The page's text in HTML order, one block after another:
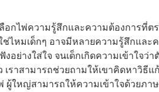
กไพ่ความรู้สึกและความต้องการที่ต
ช่ไหมเด็กๆ อาจมีหลายความรู้สึกและ
ย่างใส่ใจ จนเด็กเกิดความเข้าใจว่าตั
เราสามารถช่วยถามให้เขาคิดหาวิธี
ผู้ใหญ่สามารถให้ความเข้าใจด้วยภา